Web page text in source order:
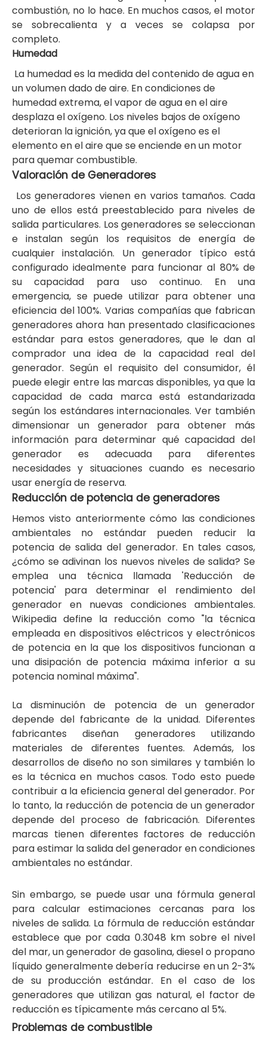
combustión, no lo hace. En muchos casos, el motor
se sobrecalienta y a veces se colapsa por
completo.
Humedad
La humedad es la medida del contenido de agua en
un volumen dado de aire. En condiciones de
humedad extrema, el vapor de agua en el aire
desplaza el oxígeno. Los niveles bajos de oxígeno
deterioran la ignición, ya que el oxígeno es el
elemento en el aire que se enciende en un motor
para quemar combustible.
Valoración de Generadores
Los generadores vienen en varios tamaños. Cada
uno de ellos está preestablecido para niveles de
salida particulares. Los generadores se seleccionan
e instalan según los requisitos de energía de
cualquier instalación. Un generador típico está
configurado idealmente para funcionar al 80% de
su capacidad para uso continuo. En una
emergencia, se puede utilizar para obtener una
eficiencia del 100%. Varias compañías que fabrican
generadores ahora han presentado clasificaciones
estándar para estos generadores, que le dan al
comprador una idea de la capacidad real del
generador. Según el requisito del consumidor, él
puede elegir entre las marcas disponibles, ya que la
capacidad de cada marca está estandarizada
según los estándares internacionales. Ver también
dimensionar un generador para obtener más
información para determinar qué capacidad del
generador es adecuada para diferentes
necesidades y situaciones cuando es necesario
usar energía de reserva.
Reducción de potencia de generadores
Hemos visto anteriormente cómo las condiciones
ambientales no estándar pueden reducir la
potencia de salida del generador. En tales casos,
¿cómo se adivinan los nuevos niveles de salida? Se
emplea una técnica llamada 'Reducción de
potencia' para determinar el rendimiento del
generador en nuevas condiciones ambientales.
Wikipedia define la reducción como "la técnica
empleada en dispositivos eléctricos y electrónicos
de potencia en la que los dispositivos funcionan a
una disipación de potencia máxima inferior a su
potencia nominal máxima".
La disminución de potencia de un generador
depende del fabricante de la unidad. Diferentes
fabricantes diseñan generadores utilizando
materiales de diferentes fuentes. Además, los
desarrollos de diseño no son similares y también lo
es la técnica en muchos casos. Todo esto puede
contribuir a la eficiencia general del generador. Por
lo tanto, la reducción de potencia de un generador
depende del proceso de fabricación. Diferentes
marcas tienen diferentes factores de reducción
para estimar la salida del generador en condiciones
ambientales no estándar.
Sin embargo, se puede usar una fórmula general
para calcular estimaciones cercanas para los
niveles de salida. La fórmula de reducción estándar
establece que por cada 0.3048 km sobre el nivel
del mar, un generador de gasolina, diesel o propano
líquido generalmente debería reducirse en un 2-3%
de su producción estándar. En el caso de los
generadores que utilizan gas natural, el factor de
reducción es típicamente más cercano al 5%.
Problemas de combustible